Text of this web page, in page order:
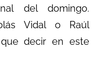
del domingo.
Vidal o Raúl
decir en este